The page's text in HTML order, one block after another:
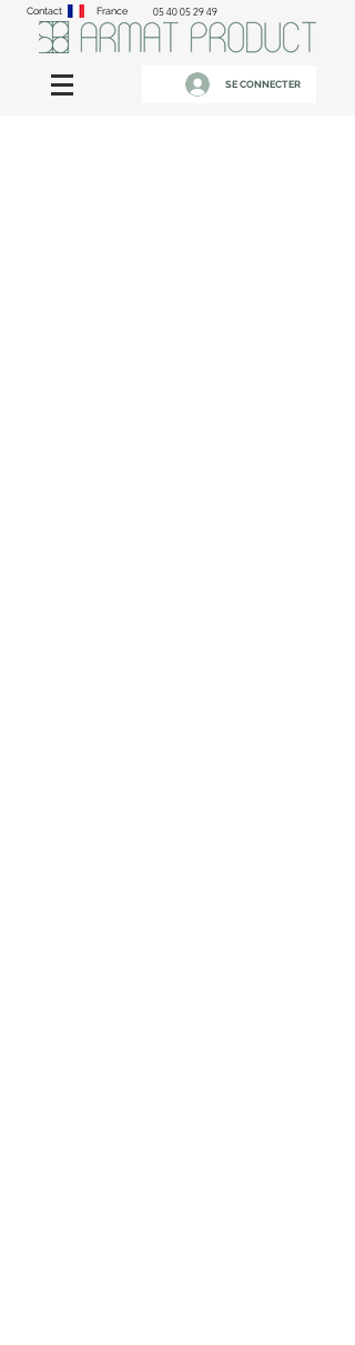
Contact France 05 40 05 29 49
SE CONNECTER